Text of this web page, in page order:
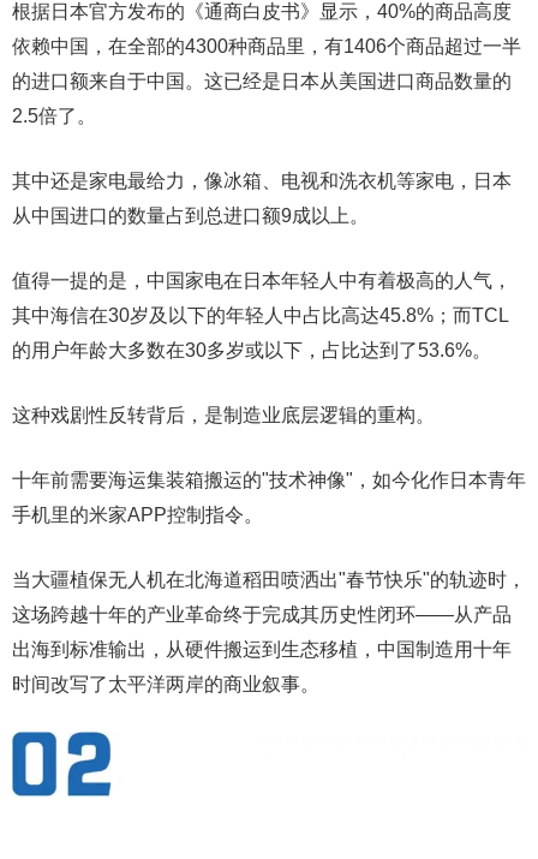
根据日本官方发布的《通商白皮书》显示，40%的商品高度
依赖中国，在全部的4300种商品里，有1406个商品超过一半
的进口额来自于中国。这已经是日本从美国进口商品数量的
2.5倍了。
其中还是家电最给力，像冰箱、电视和洗衣机等家电，日本
从中国进口的数量占到总进口额9成以上。
值得一提的是，中国家电在日本年轻人中有着极高的人气，
其中海信在30岁及以下的年轻人中占比高达45.8%；而TCL
的用户年龄大多数在30多岁或以下，占比达到了53.6%。
这种戏剧性反转背后，是制造业底层逻辑的重构。
十年前需要海运集装箱搬运的"技术神像"，如今化作日本青年
手机里的米家APP控制指令。
当大疆植保无人机在北海道稻田喷洒出"春节快乐"的轨迹时，
这场跨越十年的产业革命终于完成其历史性闭环——从产品
出海到标准输出，从硬件搬运到生态移植，中国制造用十年
时间改写了太平洋两岸的商业叙事。